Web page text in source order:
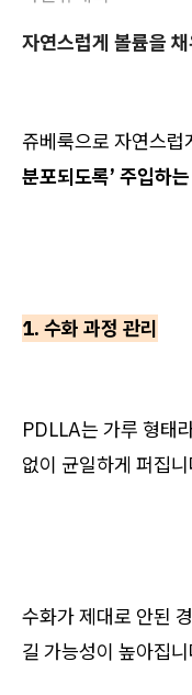
자연스럽게 볼륨을
쥬베룩으로 자연스럽
분포되도록’ 주입하
1. 수화 과정 관리
PDLLA는 가루 형태
없이 균일하게 퍼집
수화가 제대로 안된
길 가능성이 높아집